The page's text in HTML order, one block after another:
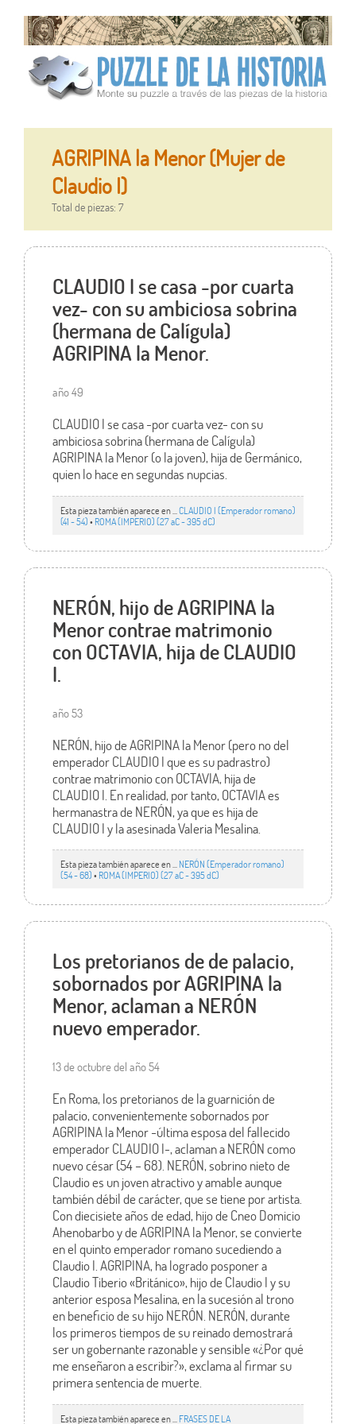
AGRIPINA la Menor (Mujer de
Claudio I)
Total de piezas: 7
CLAUDIO I se casa -por cuarta
vez- con su ambiciosa sobrina
(hermana de Calígula)
AGRIPINA la Menor.
año 49
CLAUDIO I se casa -por cuarta vez- con su
ambiciosa sobrina (hermana de Calígula)
AGRIPINA la Menor (o la joven), hija de Germánico,
quien lo hace en segundas nupcias.
Esta pieza también aparece en ... CLAUDIO I (Emperador romano)
(41 - 54)• ROMA (IMPERIO) (27 aC - 395 dC)
NERÓN, hijo de AGRIPINA la
Menor contrae matrimonio
con OCTAVIA, hija de CLAUDIO
I.
año 53
NERÓN, hijo de AGRIPINA la Menor (pero no del
emperador CLAUDIO I que es su padrastro)
contrae matrimonio con OCTAVIA, hija de
CLAUDIO I. En realidad, por tanto, OCTAVIA es
hermanastra de NERÓN, ya que es hija de
CLAUDIO I y la asesinada Valeria Mesalina.
Esta pieza también aparece en ... NERÓN (Emperador romano)
(54 - 68)• ROMA (IMPERIO) (27 aC - 395 dC)
Los pretorianos de de palacio,
sobornados por AGRIPINA la
Menor, aclaman a NERÓN
nuevo emperador.
13 de octubre del año 54
En Roma, los pretorianos de la guarnición de
palacio, convenientemente sobornados por
AGRIPINA la Menor -última esposa del fallecido
emperador CLAUDIO I-, aclaman a NERÓN como
nuevo césar (54 – 68). NERÓN, sobrino nieto de
Claudio es un joven atractivo y amable aunque
también débil de carácter, que se tiene por artista.
Con diecisiete años de edad, hijo de Cneo Domicio
Ahenobarbo y de AGRIPINA la Menor, se convierte
en el quinto emperador romano sucediendo a
Claudio I. AGRIPINA, ha logrado posponer a
Claudio Tiberio «Británico», hijo de Claudio I y su
anterior esposa Mesalina, en la sucesión al trono
en beneficio de su hijo NERÓN. NERÓN, durante
los primeros tiempos de su reinado demostrará
ser un gobernante razonable y sensible «¿Por qué
me enseñaron a escribir?», exclama al firmar su
primera sentencia de muerte.
Esta pieza también aparece en ... FRASES DE LA